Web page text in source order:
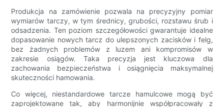
Produkcja na zamówienie pozwala na precyzyjny pomiar
wymiarów tarczy, w tym średnicy, grubości, rozstawu śrub i
odsadzenia. Ten poziom szczegółowości gwarantuje idealne
dopasowanie nowych tarcz do ulepszonych zacisków i felg,
bez żadnych problemów z luzem ani kompromisów w
zakresie osiągów. Taka precyzja jest kluczowa dla
zachowania bezpieczeństwa i osiągnięcia maksymalnej
skuteczności hamowania.
Co więcej, niestandardowe tarcze hamulcowe mogą być
zaprojektowane tak, aby harmonijnie współpracowały z